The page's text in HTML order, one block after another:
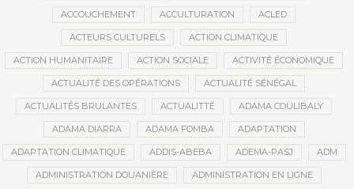
ACCOUCHEMENT ACCULTURATION ACLED
ACTEURS CULTURELS ACTION CLIMATIQUE
ACTION HUMANITAIRE ACTION SOCIALE ACTIVITÉ ÉCONOMIQUE
ACTUALITÉ DES OPÉRATIONS ACTUALITÉ SÉNÉGAL
ACTUALITÉS BRULANTES ACTUALITTÉ ADAMA COULIBALY
ADAMA DIARRA ADAMA FOMBA ADAPTATION
ADAPTATION CLIMATIQUE ADDIS-ABEBA ADEMA-PASJ ADM
ADMINISTRATION DOUANIÈRE ADMINISTRATION EN LIGNE